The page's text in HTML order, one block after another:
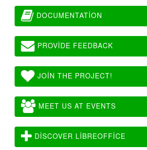
DOCUMENTATION
PROVIDE FEEDBACK
JOIN THE PROJECT!
MEET US AT EVENTS
DISCOVER LIBREOFFICE